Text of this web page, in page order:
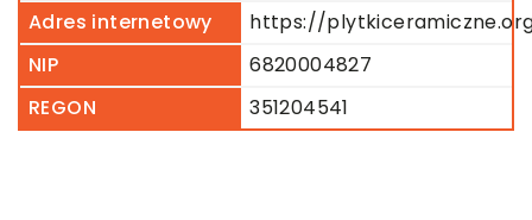
Adres internetowy
https://
NIP
6820004827
REGON
351204541